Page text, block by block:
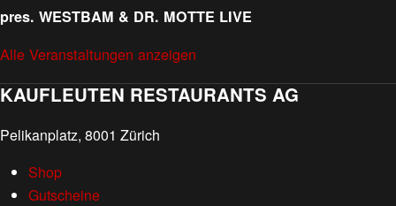
pres. WESTBAM & DR. MOTTE LIVE
Alle Veranstaltungen anzeigen
KAUFLEUTEN RESTAURANTS AG
Pelikanplatz, 8001 Zürich
Shop
Gutscheine